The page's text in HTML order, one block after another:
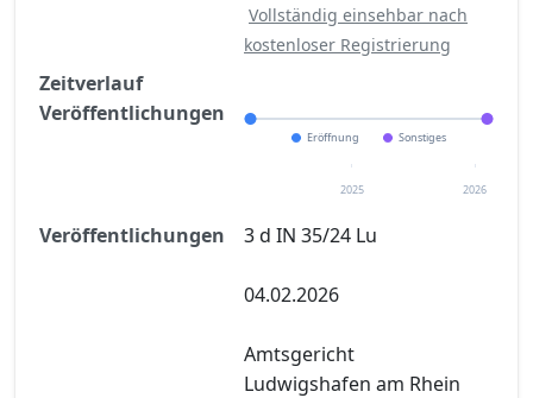
Vollständig einsehbar nach
kostenloser Registrierung
Zeitverlauf
Veröffentlichungen
Eröffnung Sonstiges
2025 2026
Veröffentlichungen 3 d IN 35/24 Lu
04.02.2026
Amtsgericht
Ludwigshafen am Rhein